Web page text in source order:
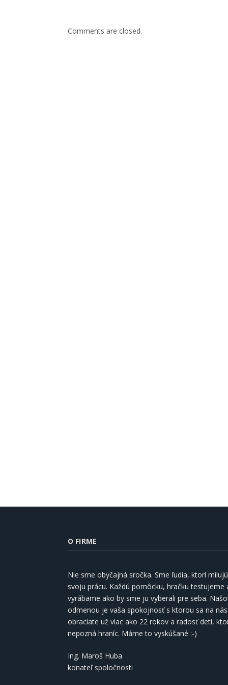
Comments are closed.
O FIRME
Nie sme obyčajná sročka. Sme ľudia, ktorí milujú
svoju prácu. Každú pomôcku, hračku testujeme
vyrábame ako by sme ju vyberali pre seba.
odmenou je vaša spokojnosť s ktorou sa na nás
obraciate už viac ako 22 rokov a radosť detí,
nepozná hraníc. Máme to vyskúšané :-)
Ing. Maroš Huba
konateľ spoločnosti